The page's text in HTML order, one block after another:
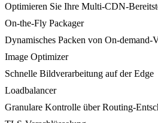
Optimieren Sie Ihre Multi-CDN-
On-the-Fly Packager
Dynamisches Packen von On-demand-
Image Optimizer
Schnelle Bildverarbeitung auf der Edge
Loadbalancer
Granulare Kontrolle über Routing-